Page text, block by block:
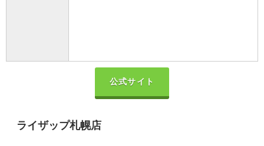
公式サイト
ライザップ札幌店